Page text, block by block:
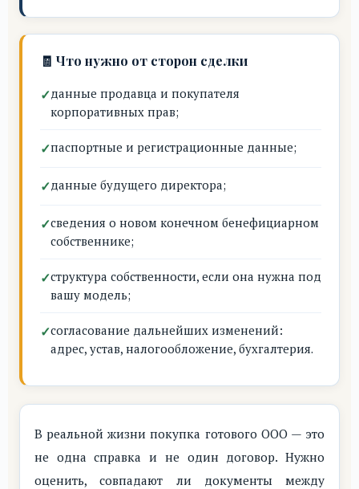
🧾 Что нужно от сторон сделки
данные продавца и покупателя
корпоративных прав;
паспортные и регистрационные данные;
данные будущего директора;
сведения о новом конечном бенефициарном
собственнике;
структура собственности, если она нужна под
вашу модель;
согласование дальнейших изменений:
адрес, устав, налогообложение, бухгалтерия.
В реальной жизни покупка готового ООО — это
не одна справка и не один договор. Нужно
оценить, совпадают ли документы между